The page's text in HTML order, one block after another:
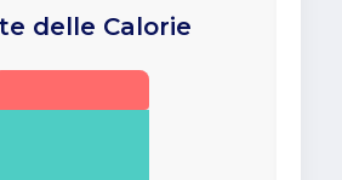
delle Calorie